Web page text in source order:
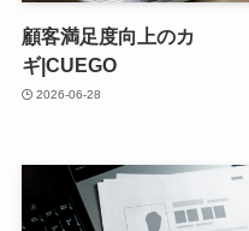
顧客満足度向上のカ
ギ|CUEGO
2026-06-28